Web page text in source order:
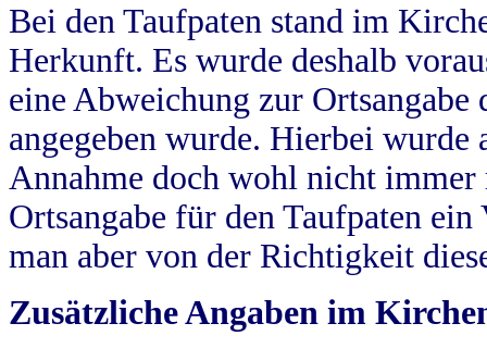
Bei den Taufpaten stand im
Herkunft. Es wurde deshalb
eine Abweichung zur
angegeben wurde. Hierbei wurde
Annahme doch wohl nicht
Ortsangabe für den Taufpaten
man aber von der Richtigkeit
Zusätzliche Angaben im